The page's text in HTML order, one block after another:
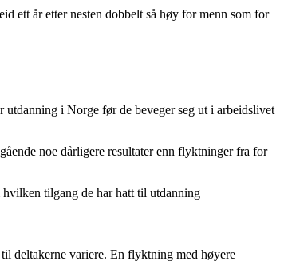
ett år etter nesten dobbelt så høy for menn som for
utdanning i Norge før de beveger seg ut i arbeidslivet
noe dårligere resultater enn flyktninger fra for
tilgang de har hatt til utdanning
deltakerne variere. En flyktning med høyere